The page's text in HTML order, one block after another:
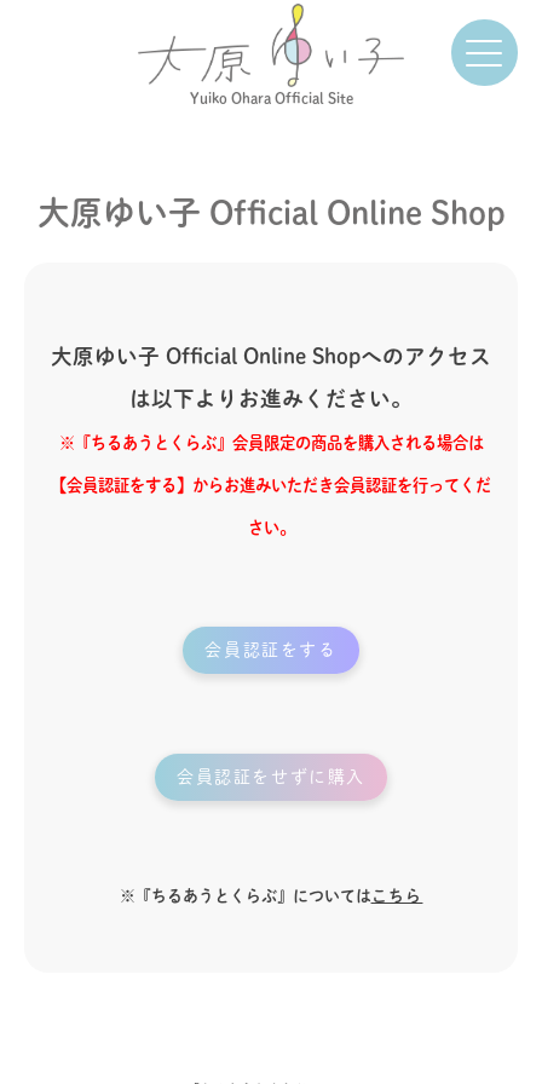
Yuiko Ohara Official Site
大原ゆい子 Official Online Shop
大原ゆい子 Official Online Shopへのアクセス
は以下よりお進みください。
※『ちるあうとくらぶ』会員限定の商品を購入される場合は
【会員認証をする】からお進みいただき会員認証を行ってくだ
さい。
会員認証をする
会員認証をせずに購入
※『ちるあうとくらぶ』については こちら